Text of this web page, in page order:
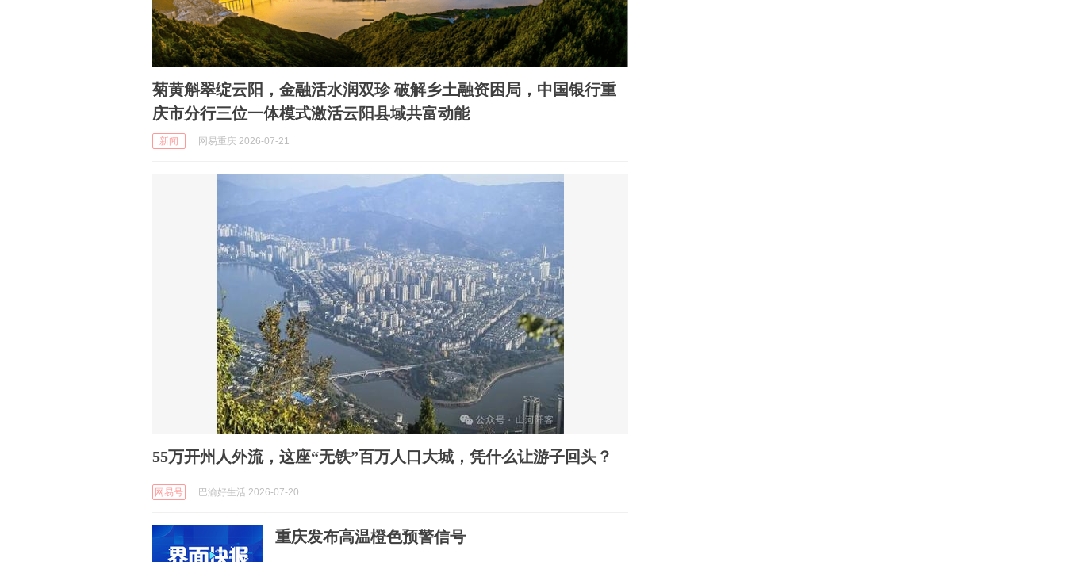
菊黄斛翠绽云阳，金融活水润双珍 破解乡土融资困局，中国银行重
庆市分行三位一体模式激活云阳县域共富动能
新闻 网易重庆 2026-07-21
55万开州人外流，这座“无铁”百万人口大城，凭什么让游子回头？
网易号 巴渝好生活 2026-07-20
重庆发布高温橙色预警信号